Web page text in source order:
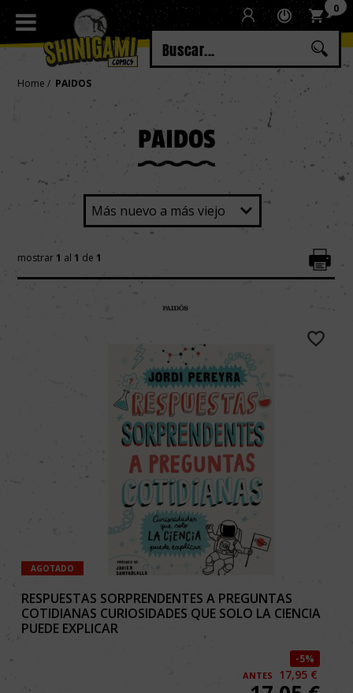
Regístrate
Iniciar sesión 0
Home PAIDOS
PAIDOS
mostrar 1 al 1 de 1
AGOTADO
RESPUESTAS SORPRENDENTES A PREGUNTAS
COTIDIANAS CURIOSIDADES QUE SOLO LA CIENCIA
PUEDE EXPLICAR
5%
ANTES 17,95 €